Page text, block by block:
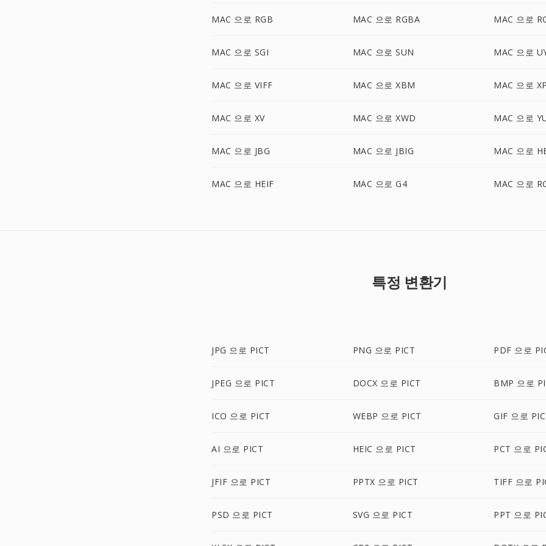
MAC 으로 RGB MAC 으로 RGBA MAC 으로
MAC 으로 SGI MAC 으로 SUN MAC 으로
MAC 으로 VIFF MAC 으로 XBM MAC 으로
MAC 으로 XV MAC 으로 XWD MAC 으로
MAC 으로 JBG MAC 으로 JBIG MAC 으로
MAC 으로 HEIF MAC 으로 G4 MAC 으로
특정 변환기
JPG 으로 PICT PNG 으로 PICT PDF 으로
JPEG 으로 PICT DOCX 으로 PICT BMP 으로
ICO 으로 PICT WEBP 으로 PICT GIF 으로
AI 으로 PICT HEIC 으로 PICT PCT 으로
JFIF 으로 PICT PPTX 으로 PICT TIFF 으로
PSD 으로 PICT SVG 으로 PICT PPT 으로